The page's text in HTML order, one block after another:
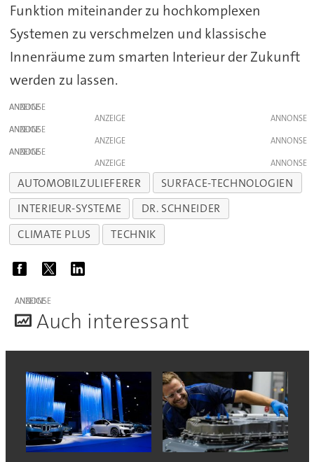
Funktion miteinander zu hochkomplexen
Systemen zu verschmelzen und klassische
Innenräume zum smarten Interieur der Zukunft
werden zu lassen.
ANZEIGE
ANZEIGE
ANZEIGE
ANZEIGE
ANZEIGE
ANZEIGE
AUTOMOBILZULIEFERER
SURFACE-TECHNOLOGIEN
INTERIEUR-SYSTEME
DR. SCHNEIDER
CLIMATE PLUS
TECHNIK
ANZEIGE
Auch interessant